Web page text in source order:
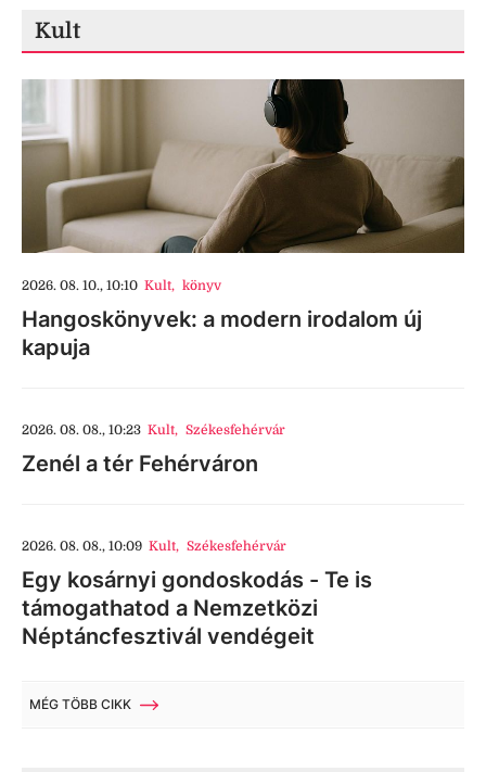
Kult
2026. 08. 10., 10:10 Kult, könyv
Hangoskönyvek: a modern irodalom új
kapuja
2026. 08. 08., 10:23 Kult, Székesfehérvár
Zenél a tér Fehérváron
2026. 08. 08., 10:09 Kult, Székesfehérvár
Egy kosárnyi gondoskodás - Te is
támogathatod a Nemzetközi
Néptáncfesztivál vendégeit
MÉG TÖBB CIKK